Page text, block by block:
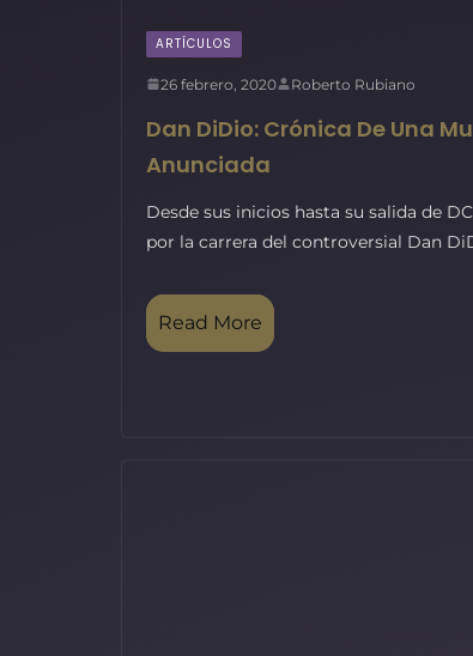
ARTÍCULOS
26 febrero, 2020 Roberto Rubiano
Dan DiDio: Crónica De Una
Anunciada
Desde sus inicios hasta su salida de
por la carrera del controversial Dan
Read More